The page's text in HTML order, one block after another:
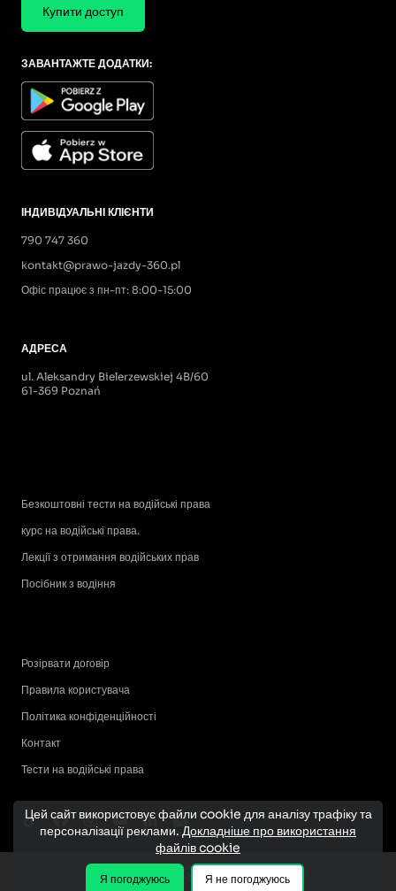
Купити доступ
ІНДИВІДУАЛЬНІ КЛІЄНТИ
790 747 360
kontakt@prawo-jazdy-360.pl
Офіс працює з пн-пт: 8:00-15:00
АДРЕСА
ul. Aleksandry Bielerzewskiej 4B/60
61-369 Poznań
Безкоштовні тести на водійські права
курс на водійські права.
Лекції з отримання водійських прав
Посібник з водіння
Розірвати договір
Правила користувача
Політика конфіденційності
Контакт
Тести на водійські права
ЗАВАНТАЖТЕ ДОДАТКИ:
Цей сайт використовує файли cookie для аналізу трафіку та
персоналізації реклами. Докладніше про використання
файлів cookie
Я погоджуюсь Я не погоджуюсь